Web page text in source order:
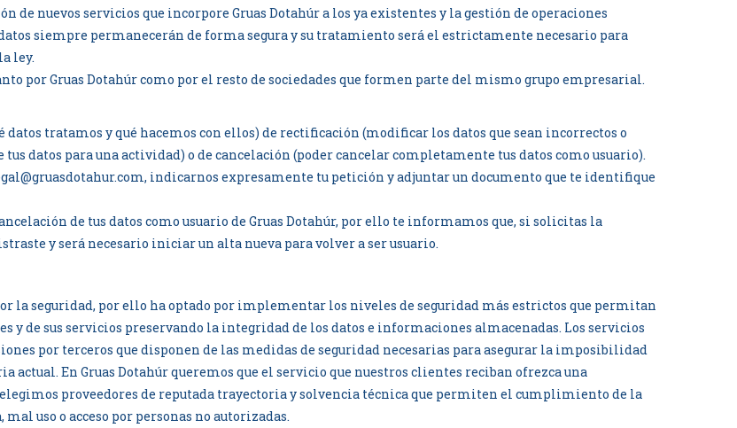
nuevos servicios que incorpore Gruas Dotahúr a los ya existentes y la gestión de operaciones
siempre permanecerán de forma segura y su tratamiento será el estrictamente necesario para
ley.
por Gruas Dotahúr como por el resto de sociedades que formen parte del mismo grupo empresarial.
datos tratamos y qué hacemos con ellos) de rectificación (modificar los datos que sean incorrectos o
datos para una actividad) o de cancelación (poder cancelar completamente tus datos como usuario).
indicarnos expresamente tu petición y adjuntar un documento que te identifique
de tus datos como usuario de Gruas Dotahúr, por ello te informamos que, si solicitas la
y será necesario iniciar un alta nueva para volver a ser usuario.
la seguridad, por ello ha optado por implementar los niveles de seguridad más estrictos que permitan
y de sus servicios preservando la integridad de los datos e informaciones almacenadas. Los servicios
por terceros que disponen de las medidas de seguridad necesarias para asegurar la imposibilidad
actual. En Gruas Dotahúr queremos que el servicio que nuestros clientes reciban ofrezca una
proveedores de reputada trayectoria y solvencia técnica que permiten el cumplimiento de la
uso o acceso por personas no autorizadas.